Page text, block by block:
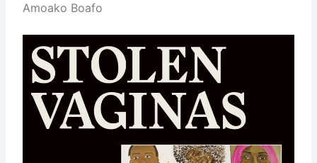
Amoako Boafo